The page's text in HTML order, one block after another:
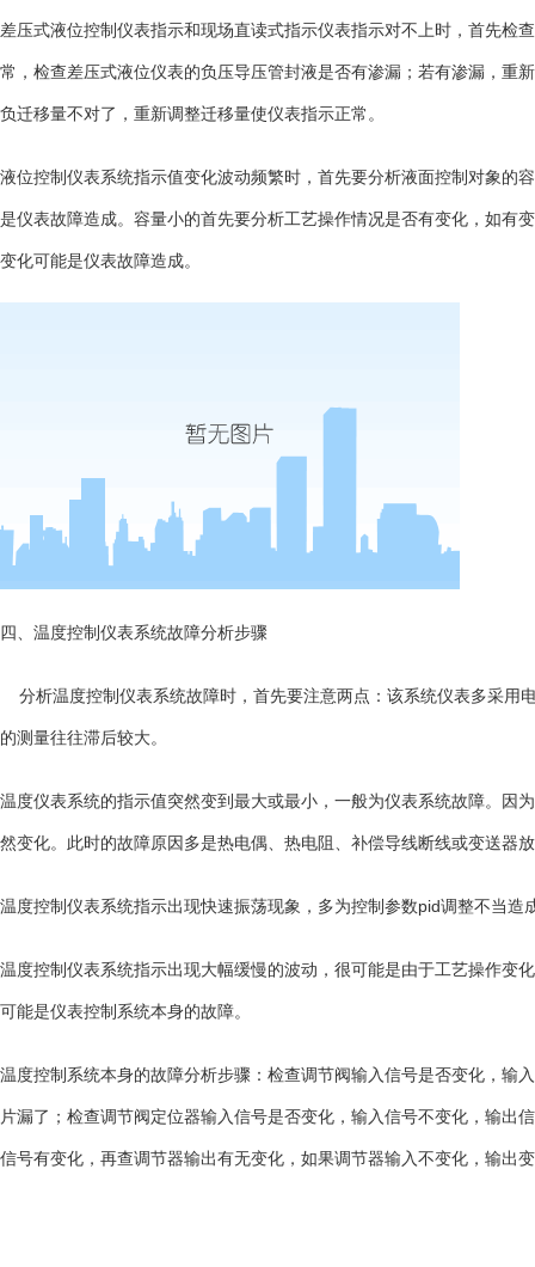
差压式液位控制仪表指示和现场直读式指示仪表指示对不上时，首先检
常，检查差压式液位仪表的负压导压管封液是否有渗漏；若有渗漏，重
负迁移量不对了，重新调整迁移量使仪表指示正常。
液位控制仪表系统指示值变化波动频繁时，首先要分析液面控制对象的
是仪表故障造成。容量小的首先要分析工艺操作情况是否有变化，如有
变化可能是仪表故障造成。
四、温度控制仪表系统故障分析步骤
分析温度控制仪表系统故障时，首先要注意两点：该系统仪表多采用
的测量往往滞后较大。
温度仪表系统的指示值突然变到最大或最小，一般为仪表系统故障。因
然变化。此时的故障原因多是热电偶 、热电阻、补偿导线断线或变送器
温度控制仪表系统指示出现快速振荡现象，多为控制参数pid调整不当造
温度控制仪表系统指示出现大幅缓慢的波动，很可能是由于工艺操作变
可能是仪表控制系统本身的故障。
温度控制系统本身的故障分析步骤：检查调节阀输入信号是否变化，输
片漏了；检查调节阀定位器输入信号是否变化，输入信号不变化，输出
信号有变化，再查调节器输出有无变化，如果调节器输入不变化，输出